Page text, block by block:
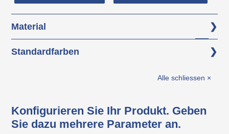
Material
Grundkörper: Polyamid 6 (PA 6)
Standardfarben
Alle schliessen ×
Konfigurieren Sie Ihr Produkt. Geben
Sie dazu mehrere Parameter an.